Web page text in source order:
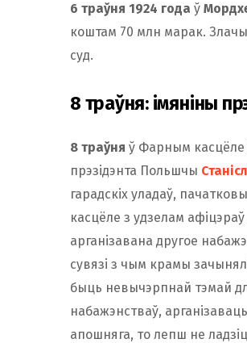
6 траўня 1924 года ў
коштам 70 млн марак.
суд.
8 траўня: імяніны
8 траўня ў Фарным касцёле
прэзідэнта Польшчы
гарадскіх уладаў,
касцёле з удзелам
арганізавана другое
сувязі з чым крамы
быць невычэрпнай тэмай
набажэнстваў,
апошняга, то лепш не